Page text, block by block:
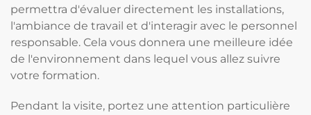
permettra d'évaluer directement les installations,
l'ambiance de travail et d'interagir avec le personnel
responsable. Cela vous donnera une meilleure idée
de l'environnement dans lequel vous allez suivre
votre formation.
Pendant la visite, portez une attention particulière